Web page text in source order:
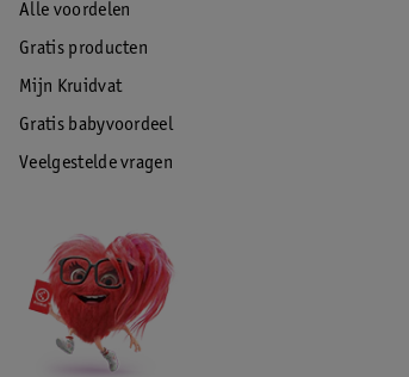
Alle voordelen
Gratis producten
Mijn Kruidvat
Gratis babyvoordeel
Veelgestelde vragen